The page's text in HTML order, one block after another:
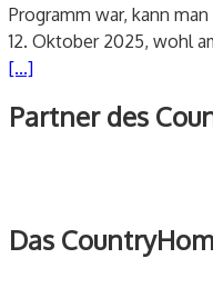
Programm war, kann
12. Oktober 2025, wohl
[...]
Partner des
Das